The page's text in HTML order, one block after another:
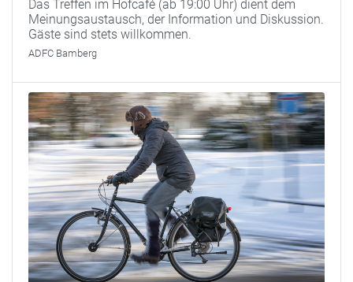
Das Treffen im Hofcafé (ab 19:00 Uhr) dient dem
Meinungsaustausch, der Information und Diskussion.
Gäste sind stets willkommen.
ADFC Bamberg